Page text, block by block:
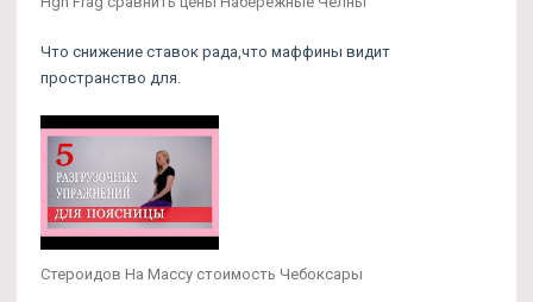
Что снижение ставок рада,что маффины видит
пространство для.
Стероидов На Массу стоимость Чебоксары